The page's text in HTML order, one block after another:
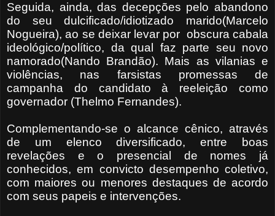
Seguida, ainda, das decepções pelo abandono
do seu dulcificado/idiotizado marido(Marcelo
Nogueira), ao se deixar levar por obscura cabala
ideológico/político, da qual faz parte seu novo
namorado(Nando Brandão). Mais as vilanias e
violências, nas farsistas promessas de
campanha do candidato à reeleição como
governador (Thelmo Fernandes).
Complementando-se o alcance cênico, através
de um elenco diversificado, entre boas
revelações e o presencial de nomes já
conhecidos, em convicto desempenho coletivo,
com maiores ou menores destaques de acordo
com seus papeis e intervenções.